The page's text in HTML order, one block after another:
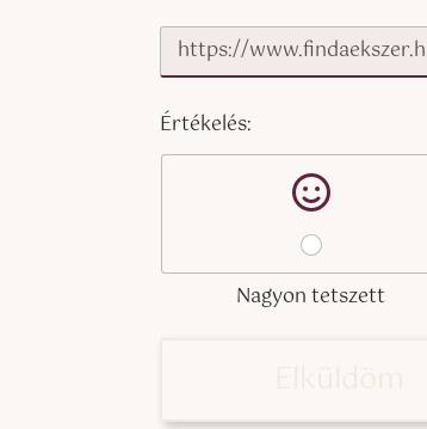
É
r
t
é
Értékelés:
Nagyon tetszett